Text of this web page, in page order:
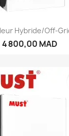
Hybride/Off-
4 800,00 MAD